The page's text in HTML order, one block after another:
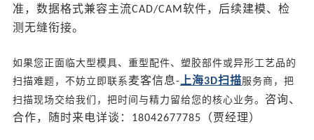
准，数据格式兼容主流CAD/CAM软件，后续建模、检
测无缝衔接。
如果您正面临大型模具、重型配件、塑胶部件或异形工艺品的
扫描难题，不妨立即联系麦客信息- 上海3D扫描服务商，把
扫描现场交给我们，把时间与精力留给您的核心业务。 咨询、
合作，随时来电详谈： 18042677785 （贾经理）